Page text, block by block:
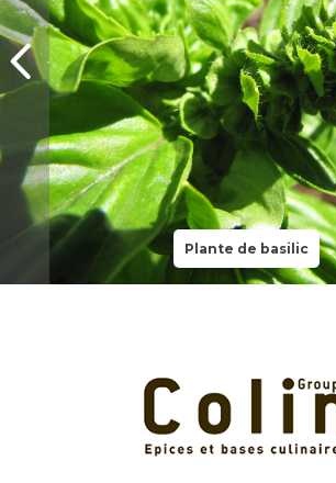
Plante de basilic